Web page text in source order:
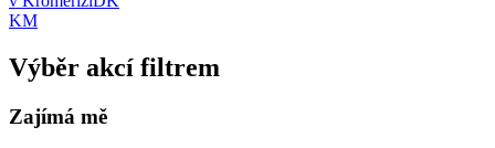
KM
Výběr akcí filtrem
Zajímá mě